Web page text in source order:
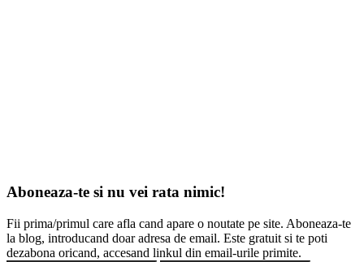
Aboneaza-te si nu vei rata nimic!
Fii prima/primul care afla cand apare o noutate pe site. Aboneaza-te
la blog, introducand doar adresa de email. Este gratuit si te poti
dezabona oricand, accesand linkul din email-urile primite.